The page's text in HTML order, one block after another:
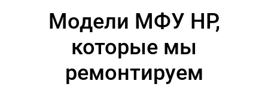
Модели МФУ HP,
которые мы
ремонтируем